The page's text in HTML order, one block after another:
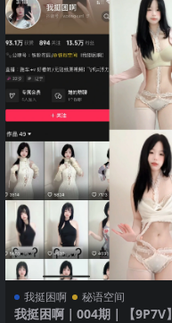
我挺困啊 秘语空间
我挺困啊｜004期｜【9P7V】